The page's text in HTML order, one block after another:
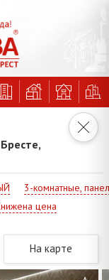
3-комнатные,
цена
На карте